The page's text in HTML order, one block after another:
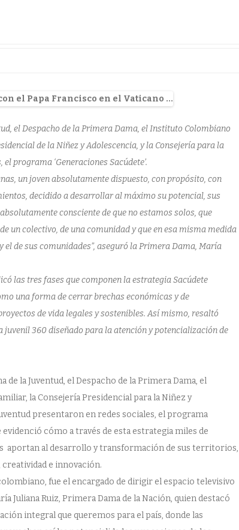
el Despacho de la Primera Dama, el Instituto Colombiano
de la Niñez y Adolescencia, y la Consejería para la
programa ‘Generaciones Sacúdete’.
un joven absolutamente dispuesto, con propósito, con
decidido a desarrollar al máximo su potencial, sus
consciente de que no estamos solos, que
un colectivo, de una comunidad y que en esa misma medida
de sus comunidades”, aseguró la Primera Dama, María
las tres fases que componen la estrategia Sacúdete
una forma de cerrar brechas económicas y de
de vida legales y sostenibles. Así mismo, resaltó
juvenil 360 diseñado para la atención y potencialización de
de la Juventud, el Despacho de la Primera Dama, el
la Consejería Presidencial para la Niñez y
presentaron en redes sociales, el programa
evidenció cómo a través de esta estrategia miles de
aportan al desarrollo y transformación de sus territorios,
creatividad e innovación.
fue el encargado de dirigir el espacio televisivo
Juliana Ruiz, Primera Dama de la Nación, quien destacó
integral que queremos para el país, donde las